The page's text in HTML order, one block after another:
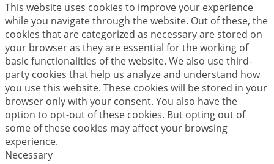
This website uses cookies to improve your experience
while you navigate through the website. Out of these, the
cookies that are categorized as necessary are stored on
your browser as they are essential for the working of
basic functionalities of the website. We also use third-
party cookies that help us analyze and understand how
you use this website. These cookies will be stored in your
browser only with your consent. You also have the
option to opt-out of these cookies. But opting out of
some of these cookies may affect your browsing
experience.
Necessary